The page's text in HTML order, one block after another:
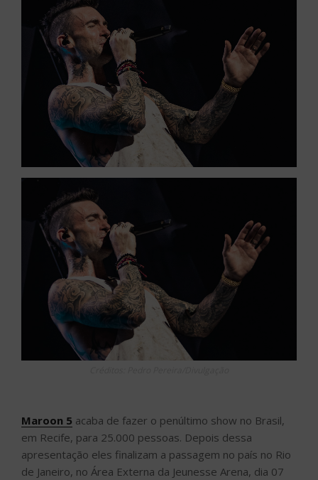
Maroon 5 acaba de fazer o penúltimo show no Brasil,
em Recife, para 25.000 pessoas. Depois dessa
apresentação eles finalizam a passagem no país no Rio
de Janeiro, no Área Externa da Jeunesse Arena, dia 07